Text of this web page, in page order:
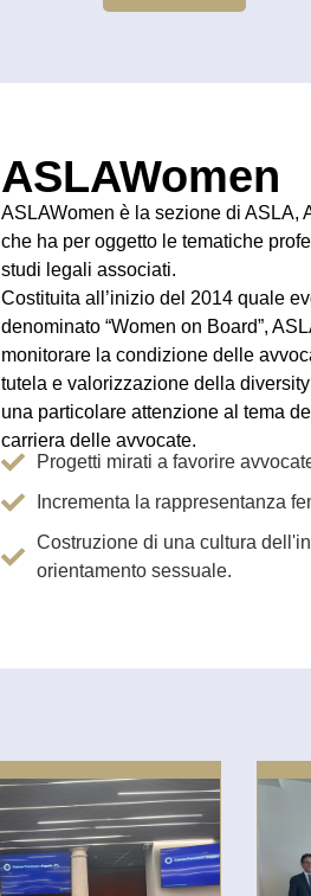
ASLAWomen
ASLAWomen è la sezione di ASLA,
che ha per oggetto le tematiche
studi legali associati.
Costituita all’inizio del 2014 quale
denominato “Women on Board”,
monitorare la condizione delle
tutela e valorizzazione della
una particolare attenzione al tema
carriera delle avvocate.
Progetti mirati a favorire
Incrementa la rappresentanza
Costruzione di una cultura
orientamento sessuale.